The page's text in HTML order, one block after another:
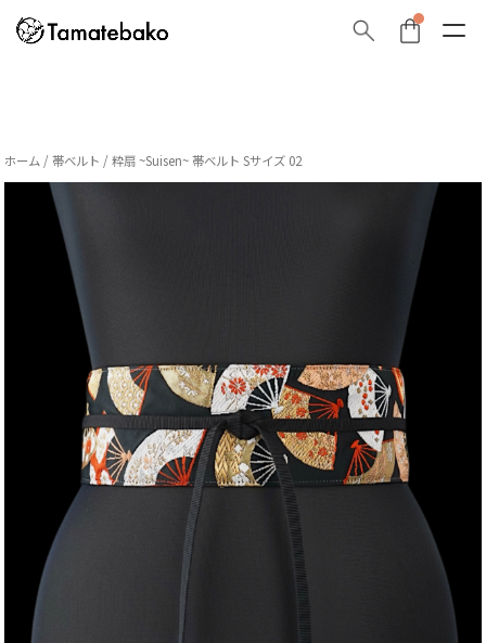
ホーム /帯ベルト / 粋扇 ~Suisen~ 帯ベルト Sサイズ 02